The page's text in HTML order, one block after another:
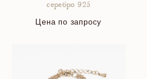
серебро 925
Цена по запросу